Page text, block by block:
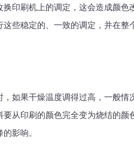
印刷机上的调定，这会造成颜色
些稳定的、一致的调定，并在整
如果干燥温度调得过高，一般情
从印刷的颜色完全变为烧结的颜
影响。